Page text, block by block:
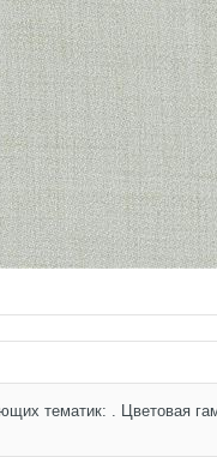
тематик: . Цветовая